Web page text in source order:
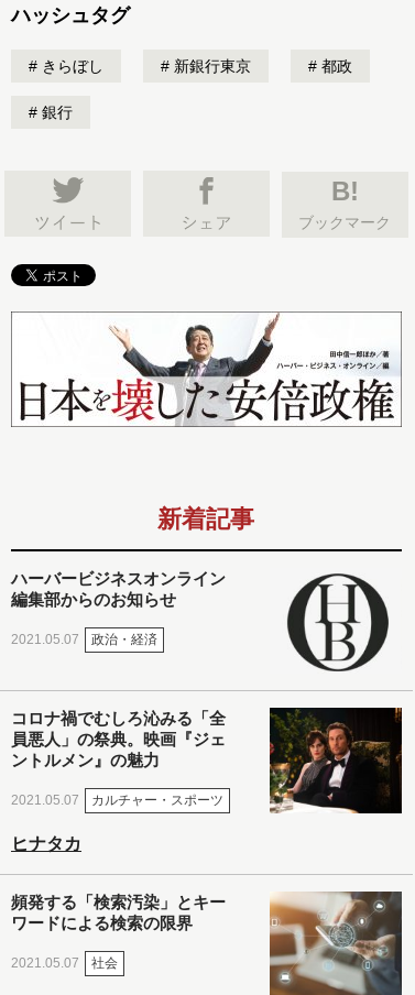
ハッシュタグ
きらぼし 新銀行東京 都政
銀行
B!
ブックマーク
新着記事
ハーバービジネスオンライン
編集部からのお知らせ
2021.05.07 政治・経済
コロナ禍でむしろ沁みる「全
員悪人」の祭典。映画『ジェ
ントルメン』の魅力
2021.05.07 カルチャー・スポーツ
ヒナタカ
頻発する「検索汚染」とキー
ワードによる検索の限界
2021.05.07 社会